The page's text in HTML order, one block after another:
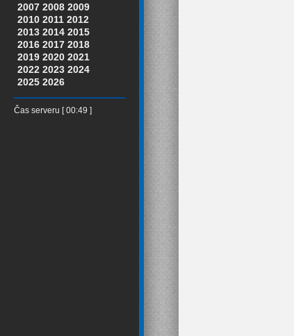
2007 2008 2009
2010 2011 2012
2013 2014 2015
2016 2017 2018
2019 2020 2021
2022 2023 2024
2025 2026
Čas serveru [ 00:49 ]